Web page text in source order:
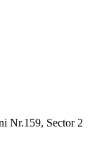
Nr.159, Sector 2